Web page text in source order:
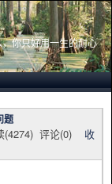
你只好用一生的耐心
题
(4274) 评论(0) 收